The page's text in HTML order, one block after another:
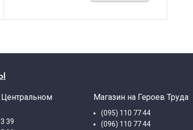
39
Магазин на Героев Труда
(095) 110 77 44
(096) 110 77 44